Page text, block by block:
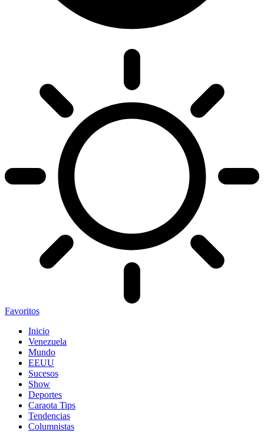
Favoritos
Inicio
Venezuela
Mundo
EEUU
Sucesos
Show
Deportes
Caraota Tips
Tendencias
Columnistas